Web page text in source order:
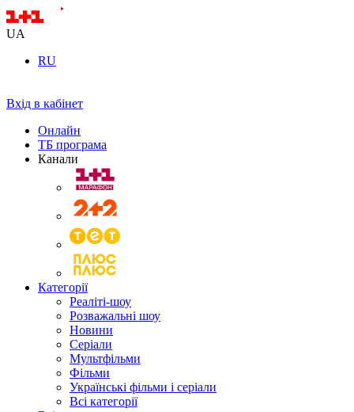
UA
RU
Вхід в кабінет
Онлайн
ТБ програма
Канали
Категорії
Реаліті-шоу
Розважальні шоу
Новини
Серіали
Мультфільми
Фільми
Українські фільми і серіали
Всі категорії